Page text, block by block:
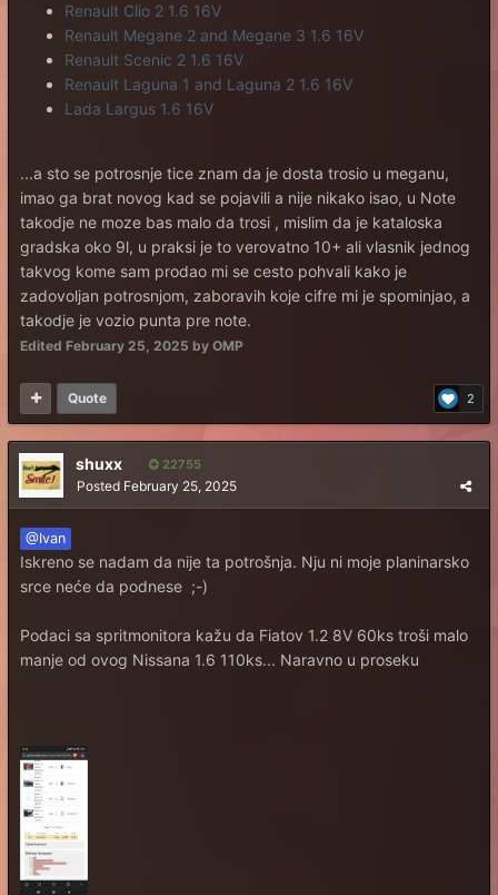
Renault Clio 2 1.6 16V
Renault Megane 2 and Megane 3 1.6 16V
Renault Scenic 2 1.6 16V
Renault Laguna 1 and Laguna 2 1.6 16V
Lada Largus 1.6 16V
...a sto se potrosnje tice znam da je dosta trosio u meganu,
imao ga brat novog kad se pojavili a nije nikako isao, u Note
takodje ne moze bas malo da trosi , mislim da je kataloska
gradska oko 9l, u praksi je to verovatno 10+ ali vlasnik jednog
takvog kome sam prodao mi se cesto pohvali kako je
zadovoljan potrosnjom, zaboravih koje cifre mi je spominjao, a
takodje je vozio punta pre note.
Edited February 25, 2025 by OMP
2
Quote
shuxx 22755
Posted February 25, 2025
@Ivan
Iskreno se nadam da nije ta potrošnja. Nju ni moje planinarsko
srce neće da podnese ;-)
Podaci sa spritmonitora kažu da Fiatov 1.2 8V 60ks troši malo
manje od ovog Nissana 1.6 110ks... Naravno u proseku